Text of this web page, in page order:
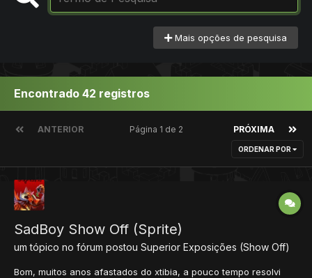
Mais opções de pesquisa
Encontrado 42 registros
ANTERIOR PRÓXIMA
Página 1 de 2
ORDENAR POR
SadBoy Show Off (Sprite)
um tópico no fórum postou Superior Exposições (Show Off)
Bom, muitos anos afastados do xtibia, a pouco tempo resolvi